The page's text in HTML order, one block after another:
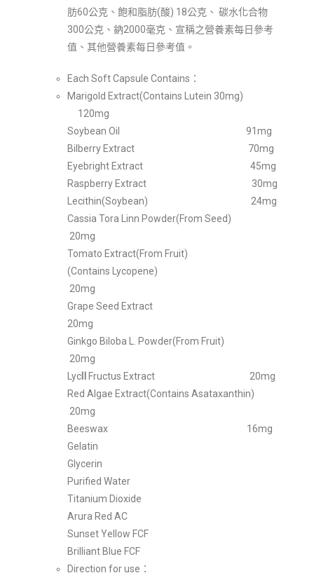
肪60公克、飽和脂肪(酸) 18公克、 碳水化合物
300公克、鈉2000毫克、宣稱之營養素每日參考
值、其他營養素每日參考值。
Each Soft Capsule Contains：
Marigold Extract(Contains Lutein 30mg)
120mg
Soybean Oil 91mg
Bilberry Extract 70mg
Eyebright Extract 45mg
Raspberry Extract 30mg
Lecithin(Soybean) 24mg
Cassia Tora Linn Powder(From Seed)
20mg
Tomato Extract(From Fruit)
(Contains Lycopene)
20mg
Grape Seed Extract
20mg
Ginkgo Biloba L. Powder(From Fruit)
20mg
Lyc
Fructus Extract 20mg
Red Algae Extract(Contains Asataxanthin)
20mg
Beeswax 16mg
Gelatin
Glycerin
Purified Water
Titanium Dioxide
Arura Red AC
Sunset Yellow FCF
Brilliant Blue FCF
Direction for use：